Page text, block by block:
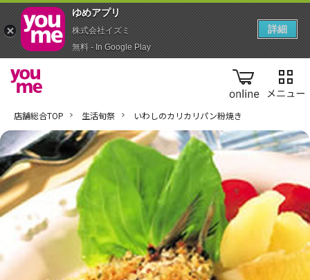
online
店舗総合TOP 生活旬祭 いわしのカリカリパン粉焼き
ゆめアプ‪リ‬
株式会社イズミ
無料 - In Google Play
詳細